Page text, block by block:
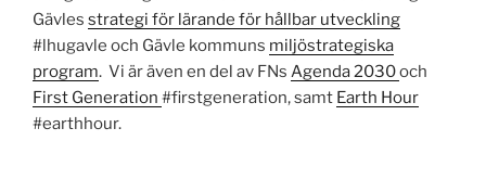
Gävles strategi för lärande för hållbar utveckling
#lhugavle och Gävle kommuns miljöstrategiska
program. Vi är även en del av FNs Agenda 2030och
First Generation #firstgeneration, samt Earth Hour
#earthhour.